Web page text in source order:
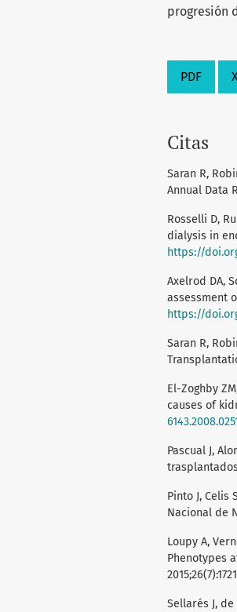
progresión
PDF
Citas
Saran R,
Annual Data
Rosselli D,
dialysis in
https://
Axelrod DA,
assessment
https://
Saran R,
El-Zoghby
causes of
Pascual J,
trasplantados
Pinto J, Celis
Nacional de
Loupy A,
Phenotypes
Sellarés J,